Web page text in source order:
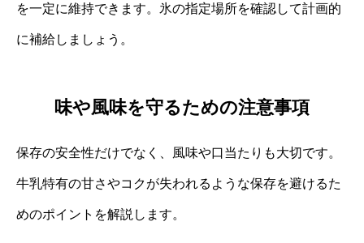
を一定に維持できます。氷の指定場所を確認して計画的
に補給しましょう。
味や風味を守るための注意事項
保存の安全性だけでなく、風味や口当たりも大切です。
牛乳特有の甘さやコクが失われるような保存を避けるた
めのポイントを解説します。